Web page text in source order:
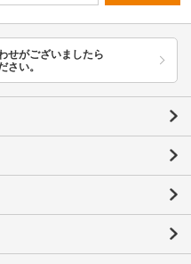
せがございましたら
さい。